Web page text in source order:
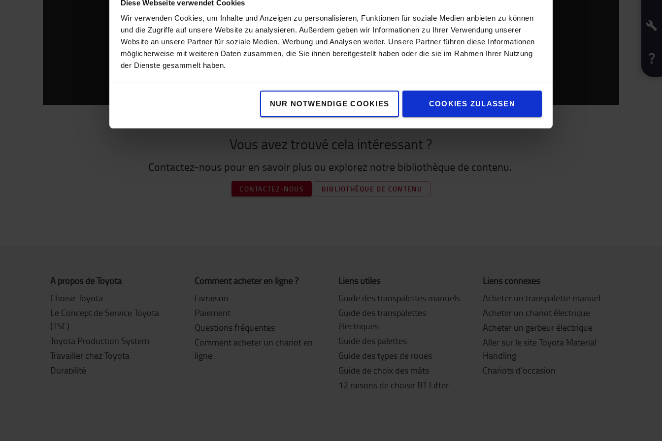
Diese Webseite verwendet Cookies
Wir verwenden Cookies, um Inhalte und Anzeigen zu personalisieren, Funktionen für soziale Medien anbieten zu können
und die Zugriffe auf unsere Website zu analysieren. Außerdem geben wir Informationen zu Ihrer Verwendung unserer
Website an unsere Partner für soziale Medien, Werbung und Analysen weiter. Unsere Partner führen diese Informationen
möglicherweise mit weiteren Daten zusammen, die Sie ihnen bereitgestellt haben oder die sie im Rahmen Ihrer Nutzung
der Dienste gesammelt haben.
NUR NOTWENDIGE COOKIES COOKIES ZULASSEN
Vous avez trouvé cela intéressant ?
Contactez-nous pour en savoir plus ou explorez notre bibliothèque de contenu.
CONTACTEZ-NOUS BIBLIOTHÈQUE DE CONTENU
A propos de Toyota
Choisir Toyota
Le Concept de Service Toyota
(TSC)
Toyota Production System
Travailler chez Toyota
Durabilité
Comment acheter en ligne ?
Livraison
Paiement
Questions fréquentes
Comment acheter un chariot en
ligne
Liens utiles
Guide des transpalettes manuels
Guide des transpalettes
électriques
Guide des palettes
Guide des types de roues
Guide de choix des mâts
12 raisons de choisir BT Lifter
Liens connexes
Acheter un transpalette manuel
Acheter un chariot électrique
Acheter un gerbeur électrique
Aller sur le site Toyota Material
Handling
Chariots d'occasion